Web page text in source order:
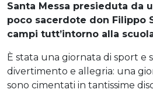
Santa Messa presieduta da
poco sacerdote don Filippo
campi tutt’intorno alla
È stata una giornata di sport e
divertimento e allegria: una
sono cimentati in tantissime